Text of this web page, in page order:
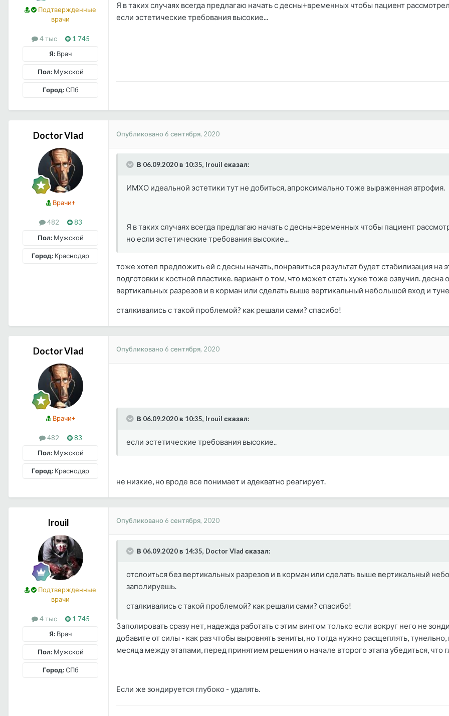
Подтвержденные
врачи
4 тыс
1 745
Я: Врач
Пол:Мужской
Город:СПб
Я в таких случаях всегда предлагаю начать с десны+временных чтобы пациент
если эстетические требования высокие...
Doctor Vlad
Врачи+
482
83
Пол:Мужской
Город: Краснодар
Опубликовано 6 сентября, 2020
В 06.09.2020 в 10:35, Irouil сказал:
ИМХО идеальной эстетики тут не добиться, апроксимально тоже выраженная атрофия.
Я в таких случаях всегда предлагаю начать с десны+временных чтобы пациент
но если эстетические требования высокие...
тоже хотел предложить ей с десны начать, понравиться результат будет стабилизация на
подготовки к костной пластике. вариант о том, что может стать хуже тоже озвучил. десна
вертикальных разрезов и в корман или сделать выше вертикальный небольшой вход и
сталкивались с такой проблемой? как решали сами? спасибо!
Doctor Vlad
Врачи+
482
83
Пол:Мужской
Город: Краснодар
Опубликовано 6 сентября, 2020
В 06.09.2020 в 10:35, Irouil сказал:
если эстетические требования высокие..
не низкие, но вроде все понимает и адекватно реагирует.
Irouil
Подтвержденные
врачи
4 тыс
1 745
Я: Врач
Пол:Мужской
Город:СПб
Опубликовано 6 сентября, 2020
В 06.09.2020 в 14:35, Doctor Vlad сказал:
отслоиться без вертикальных разрезов и в корман или сделать выше вертикальный
заполируешь.
сталкивались с такой проблемой? как решали сами? спасибо!
Заполировать сразу нет, надежда работать с этим винтом только если вокруг него не
добавите от силы - как раз чтобы выровнять зениты, но тогда нужно расщеплять,
месяца между этапами, перед принятием решения о начале второго этапа убедиться, что
Если же зондируется глубоко - удалять.